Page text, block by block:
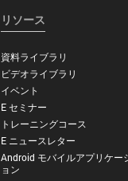
リソース
資料ライブラリ
ビデオライブラリ
イベント
E セミナー
トレーニングコース
E ニュースレター
Android モバイルアプリケー
ョン